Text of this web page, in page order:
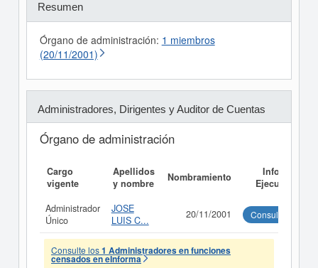
Resumen
Órgano de administración: 1 miembros
(20/11/2001)
Administradores, Dirigentes y Auditor de Cuentas
Órgano de administración
Cargo
vigente
Apellidos
y nombre
Nombramiento
Informe
Ejecutivo
Administrador
Único
JOSE
LUIS C...
20/11/2001 Consultar
Consulte los1 Administradores en funciones
censados en eInforma